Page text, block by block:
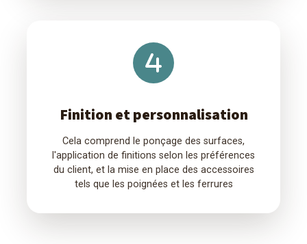
Finition et personnalisation
Cela comprend le ponçage des surfaces,
l'application de finitions selon les préférences
du client, et la mise en place des accessoires
tels que les poignées et les ferrures